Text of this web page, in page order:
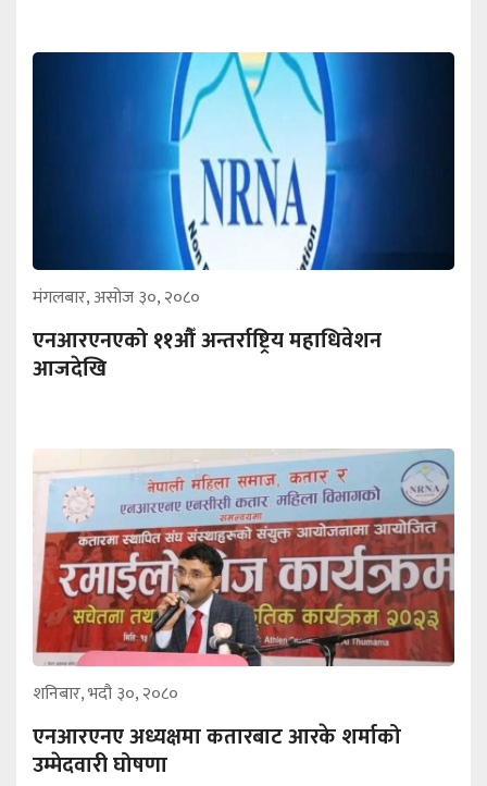
मंगलबार, असोज ३०, २०८०
एनआरएनएको ११औँ अन्तर्राष्ट्रिय महाधिवेशन
आजदेखि
शनिबार, भदौ ३०, २०८०
एनआरएनए अध्यक्षमा कतारबाट आरके शर्माको
उम्मेदवारी घोषणा